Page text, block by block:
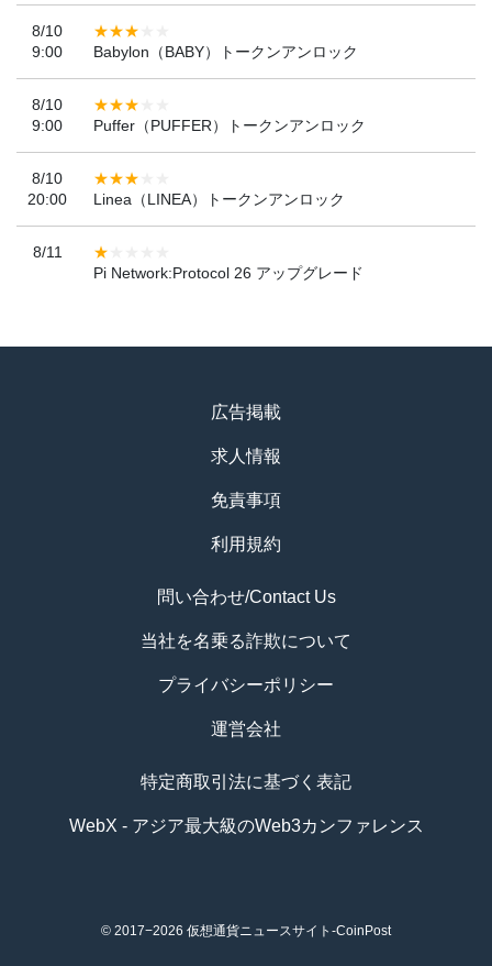
8/10
9:00
Babylon（BABY）トークンアンロック
8/10
9:00
Puffer（PUFFER）トークンアンロック
8/10
20:00
Linea（LINEA）トークンアンロック
8/11
Pi Network:Protocol 26 アップグレード
広告掲載
求人情報
免責事項
利用規約
問い合わせ/Contact Us
当社を名乗る詐欺について
プライバシーポリシー
運営会社
特定商取引法に基づく表記
WebX - アジア最大級のWeb3カンファレンス
© 2017−2026 仮想通貨ニュースサイト-CoinPost